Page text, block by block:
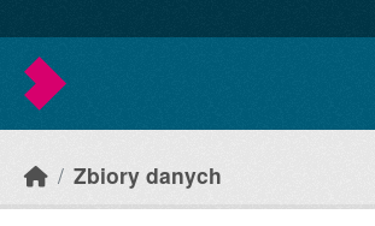
Zbiory danych